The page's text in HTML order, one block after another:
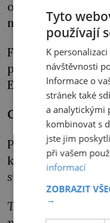
okamžitě
nikdy nesdílejí, je
Franklin si své
pokoje, protože
Eleanor.
Chladný odstup
První dáma se od
kariéře.„Už
svébytného života
Toužila se věnovat
Tyto
používají
K
návštěvnosti
Informace o
stránek také
a analytickými
kombinovat s
jste jim
při vašem
informací
ZOBRAZIT
→